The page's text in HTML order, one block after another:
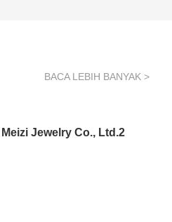
BACA LEBIH BANYAK >
Jewelry Co., Ltd.2